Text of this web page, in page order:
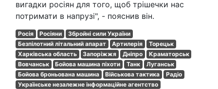
вигадки росіян для того, щоб трішечки нас
потримати в напрузі", - пояснив він.
Росія Росіяни
Збройні сили України
Безпілотний літальний апарат
Артилерія
Торецьк
Харківська область
Запоріжжя Дніпро
Краматорськ
Вовчанськ
Бойова машина піхоти Танк
Луганськ
Бойова броньована машина
Військова тактика
Радіо
Українське незалежне інформаційне агентство